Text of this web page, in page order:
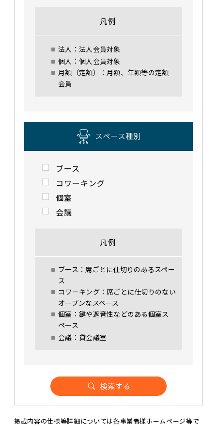
凡例
法人：法人会員対象
個人：個人会員対象
月額（定額）：月額、年額等の定額
会員
ブース
コワーキング
個室
会議
凡例
ブース：席ごとに仕切りのあるスペー
ス
コワーキング：席ごとに仕切りのない
オープンなスペース
個室：鍵や遮音性などのある個室ス
ペース
会議：貸会議室
掲載内容の仕様等詳細については各事業者様ホームページ等で